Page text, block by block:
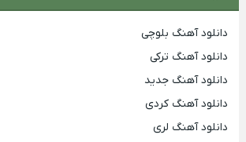
دانلود آهنگ بلوچی
دانلود آهنگ ترکی
دانلود آهنگ جدید
دانلود آهنگ کردی
دانلود آهنگ لری